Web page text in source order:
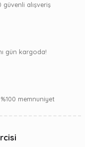
- GRIMMY
güvenli alışveriş
gün kargoda!
memnuniyet